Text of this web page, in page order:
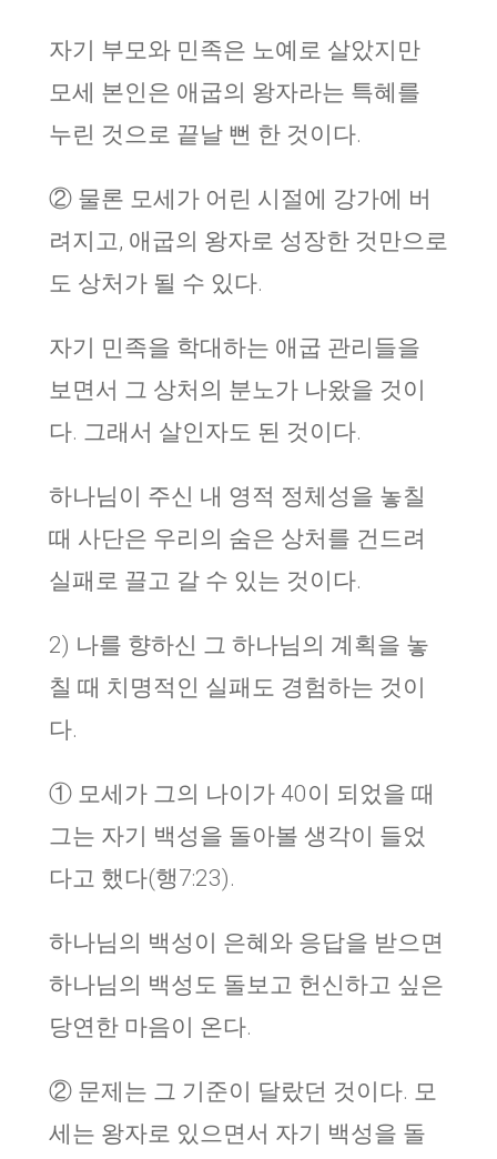
자기 부모와 민족은 노예로 살았지만
모세 본인은 애굽의 왕자라는 특혜를
누린 것으로 끝날 뻔 한 것이다.
② 물론 모세가 어린 시절에 강가에 버
려지고, 애굽의 왕자로 성장한 것만으로
도 상처가 될 수 있다.
자기 민족을 학대하는 애굽 관리들을
보면서 그 상처의 분노가 나왔을 것이
다. 그래서 살인자도 된 것이다.
하나님이 주신 내 영적 정체성을 놓칠
때 사단은 우리의 숨은 상처를 건드려
실패로 끌고 갈 수 있는 것이다.
2) 나를 향하신 그 하나님의 계획을 놓
칠 때 치명적인 실패도 경험하는 것이
다.
① 모세가 그의 나이가 40이 되었을 때
그는 자기 백성을 돌아볼 생각이 들었
다고 했다(행7:23).
하나님의 백성이 은혜와 응답을 받으면
하나님의 백성도 돌보고 헌신하고 싶은
당연한 마음이 온다.
② 문제는 그 기준이 달랐던 것이다. 모
세는 왕자로 있으면서 자기 백성을 돌